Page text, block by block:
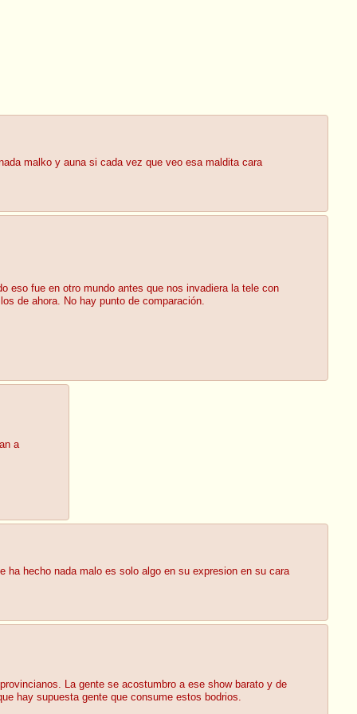
malko y auna si cada vez que veo esa maldita cara
eso fue en otro mundo antes que nos invadiera la tele con
de ahora. No hay punto de comparación.
a
ha hecho nada malo es solo algo en su expresion en su cara
La gente se acostumbro a ese show barato y de
hay supuesta gente que consume estos bodrios.